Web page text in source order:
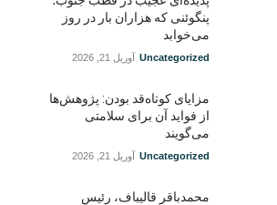
پنگوئنی که هزاران بار در روز
می‌خوابد
Uncategorized آوریل 21, 2026
مزایای کوتاه‌قد بودن: پژوهش‌ها
از فواید آن برای سلامتی
می‌گویند
Uncategorized آوریل 21, 2026
محمدباقر قالیباف، رئیس